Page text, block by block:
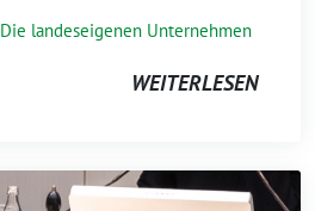
Die landeseigenen Unternehmen
WEITERLESEN